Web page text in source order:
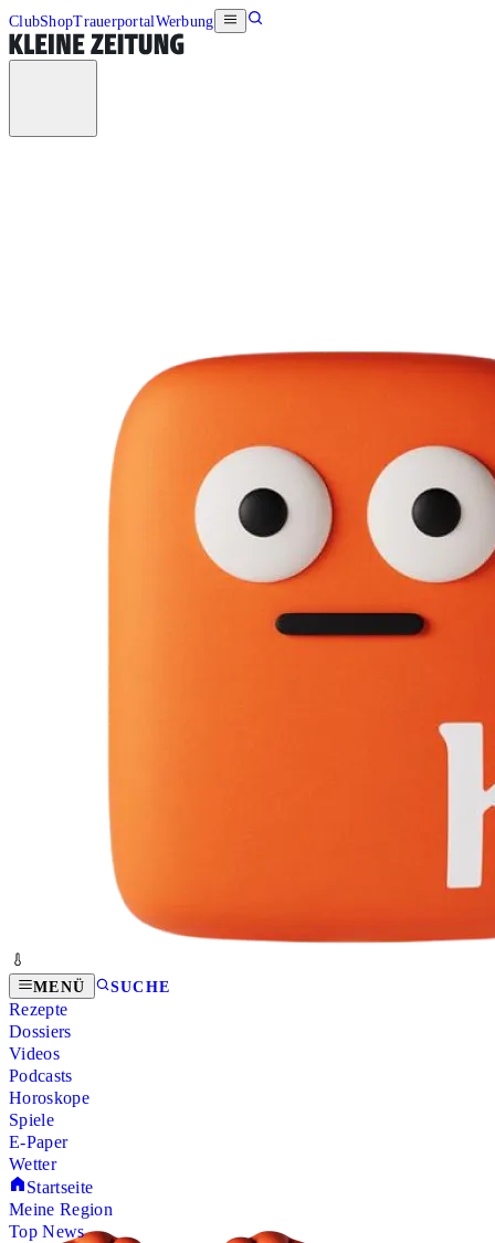
ClubShopTrauerportalWerbung
MENÜ SUCHE
Rezepte
Dossiers
Videos
Podcasts
Horoskope
Spiele
E-Paper
Wetter
Startseite
Meine Region
Top News